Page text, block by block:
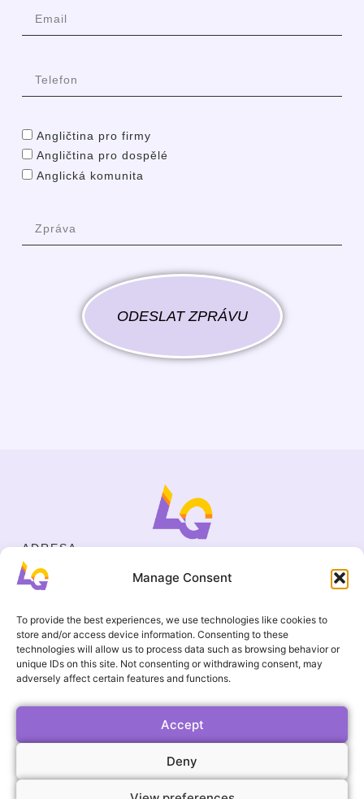
Manage Consent
To provide the best experiences, we use technologies like cookies to
store and/or access device information. Consenting to these
technologies will allow us to process data such as browsing behavior or
unique IDs on this site. Not consenting or withdrawing consent, may
adversely affect certain features and functions.
Accept
Deny
Angličtina pro firmy
Angličtina pro dospělé
Anglická komunita
ODESLAT ZPRÁVU
ADRESA
Halasovo náměstí 4, Brno
19695136
KONTAKT
+420 737 964 783
englishgamesbrno@gmail.com
UŽITEČNÉ ODKAZY
Časté otázky
Galerie
Události